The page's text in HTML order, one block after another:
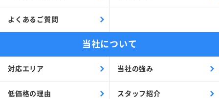
よくあるご質問
当社について
対応エリア 当社の強み
低価格の理由 スタッフ紹介